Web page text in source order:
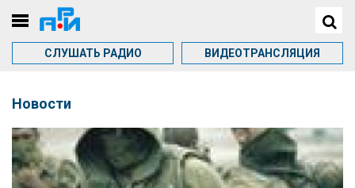
СЛУШАТЬ РАДИО ВИДЕОТРАНСЛЯЦИЯ
Новости